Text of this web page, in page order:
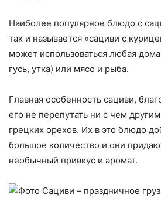
Наиболее популярное блюдо с
так и называется «сациви с
может использоваться любая
гусь, утка) или мясо и рыба.
Главная особенность сациви,
его не перепутать ни с чем
грецких орехов. Их в это блюдо
большое количество и они
необычный привкус и аромат.